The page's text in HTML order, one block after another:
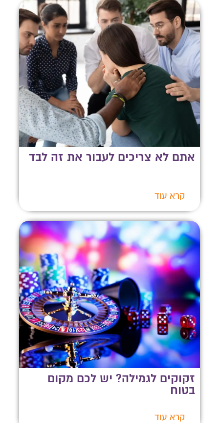
אתם לא צריכים לעבור את זה לבד
קרא עוד
זקוקים לגמילה? יש לכם מקום
בטוח
קרא עוד